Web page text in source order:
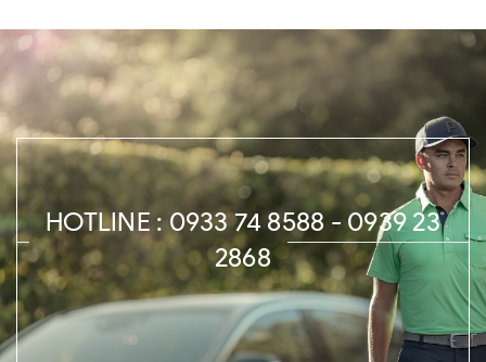
HOTLINE : 0933 74 8588 - 0939 23
2868